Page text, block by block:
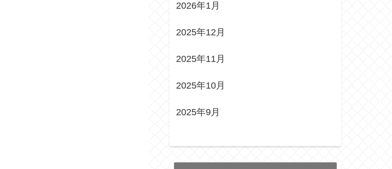
2026年1月
2025年12月
2025年11月
2025年10月
2025年9月